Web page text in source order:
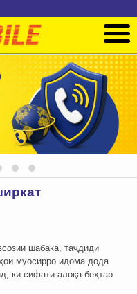
шабака, таҷдиди
муосирро идома дода
ки сифати алоқа беҳтар